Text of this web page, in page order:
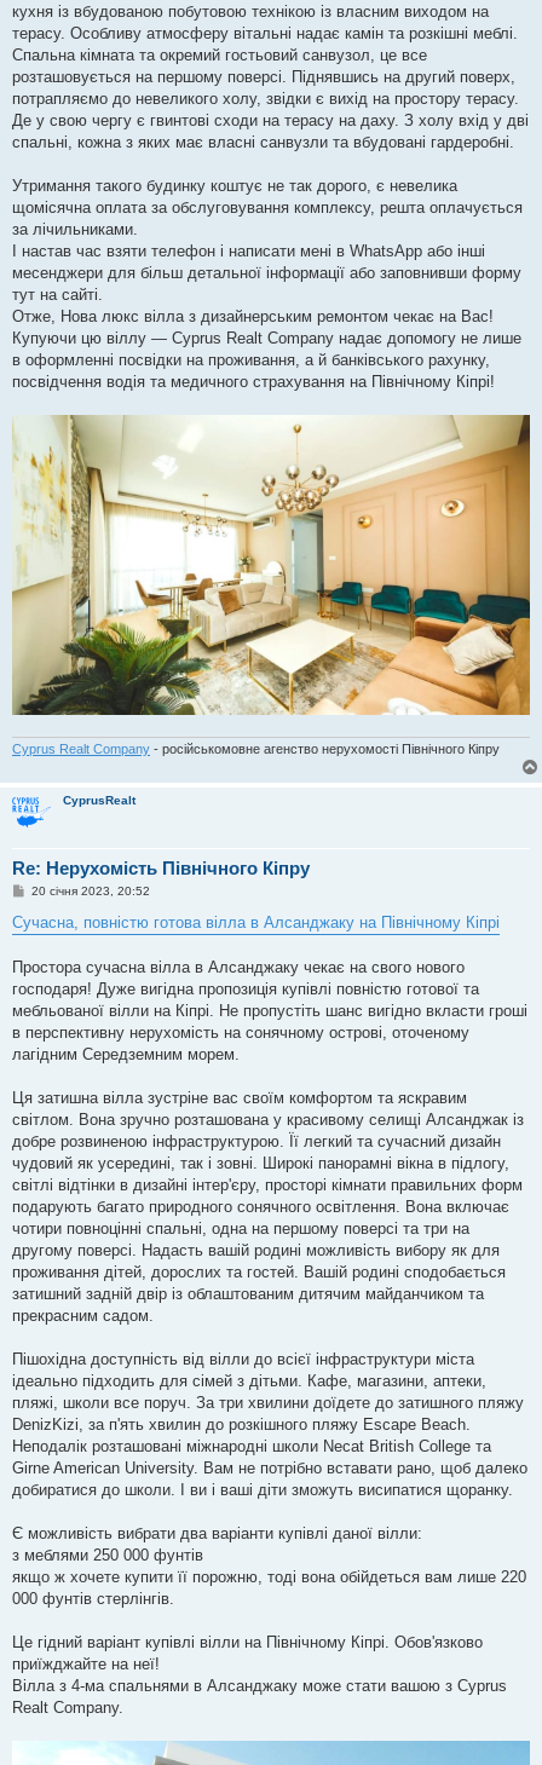
кухня із вбудованою побутовою технікою із власним виходом на
терасу. Особливу атмосферу вітальні надає камін та розкішні меблі.
Спальна кімната та окремий гостьовий санвузол, це все
розташовується на першому поверсі. Піднявшись на другий поверх,
потрапляємо до невеликого холу, звідки є вихід на простору терасу.
Де у свою чергу є гвинтові сходи на терасу на даху. З холу вхід у дві
спальні, кожна з яких має власні санвузли та вбудовані гардеробні.
Утримання такого будинку коштує не так дорого, є невелика
щомісячна оплата за обслуговування комплексу, решта оплачується
за лічильниками.
І настав час взяти телефон і написати мені в WhatsApp або інші
месенджери для більш детальної інформації або заповнивши форму
тут на сайті.
Отже, Нова люкс вілла з дизайнерським ремонтом чекає на Вас!
Купуючи цю віллу — Cyprus Realt Company надає допомогу не лише
в оформленні посвідки на проживання, а й банківського рахунку,
посвідчення водія та медичного страхування на Північному Кіпрі!
Cyprus Realt Company - російськомовне агенство нерухомості Північного Кіпру
CyprusRealt
Re: Нерухомість Північного Кіпру
П
в
і
о
л
е
н
я
20 січня 2023, 20:52
Сучасна, повністю готова вілла в Алсанджаку на Північному Кіпрі
Простора сучасна вілла в Алсанджаку чекає на свого нового
господаря! Дуже вигідна пропозиція купівлі повністю готової та
мебльованої вілли на Кіпрі. Не пропустіть шанс вигідно вкласти гроші
в перспективну нерухомість на сонячному острові, оточеному
лагідним Середземним морем.
Ця затишна вілла зустріне вас своїм комфортом та яскравим
світлом. Вона зручно розташована у красивому селищі Алсанджак із
добре розвиненою інфраструктурою. Її легкий та сучасний дизайн
чудовий як усередині, так і зовні. Широкі панорамні вікна в підлогу,
світлі відтінки в дизайні інтер'єру, просторі кімнати правильних форм
подарують багато природного сонячного освітлення. Вона включає
чотири повноцінні спальні, одна на першому поверсі та три на
другому поверсі. Надасть вашій родині можливість вибору як для
проживання дітей, дорослих та гостей. Вашій родині сподобається
затишний задній двір із облаштованим дитячим майданчиком та
прекрасним садом.
Пішохідна доступність від вілли до всієї інфраструктури міста
ідеально підходить для сімей з дітьми. Кафе, магазини, аптеки,
пляжі, школи все поруч. За три хвилини доїдете до затишного пляжу
DenizKizi, за п'ять хвилин до розкішного пляжу Escape Beach.
Неподалік розташовані міжнародні школи Necat British College та
Girne American University. Вам не потрібно вставати рано, щоб далеко
добиратися до школи. І ви і ваші діти зможуть висипатися щоранку.
Є можливість вибрати два варіанти купівлі даної вілли:
з меблями 250 000 фунтів
якщо ж хочете купити її порожню, тоді вона обійдеться вам лише 220
000 фунтів стерлінгів.
Це гідний варіант купівлі вілли на Північному Кіпрі. Обов'язково
приїжджайте на неї!
Вілла з 4-ма спальнями в Алсанджаку може стати вашою з Cyprus
Realt Company.